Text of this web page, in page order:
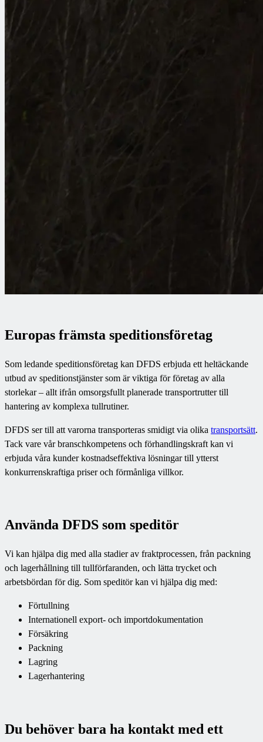
Europas främsta speditionsföretag
Som ledande speditionsföretag kan DFDS erbjuda ett heltäckande
utbud av speditionstjänster som är viktiga för företag av alla
storlekar – allt ifrån omsorgsfullt planerade transportrutter till
hantering av komplexa tullrutiner.
DFDS ser till att varorna transporteras smidigt via olika transportsätt.
Tack vare vår branschkompetens och förhandlingskraft kan vi
erbjuda våra kunder kostnadseffektiva lösningar till ytterst
konkurrenskraftiga priser och förmånliga villkor.
Använda DFDS som speditör
Vi kan hjälpa dig med alla stadier av fraktprocessen, från packning
och lagerhållning till tullförfaranden, och lätta trycket och
arbetsbördan för dig. Som speditör kan vi hjälpa dig med:
Förtullning
Internationell export- och importdokumentation
Försäkring
Packning
Lagring
Lagerhantering
Du behöver bara ha kontakt med ett